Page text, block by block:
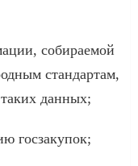
собираемой
стандартам,
данных;
госзакупок;